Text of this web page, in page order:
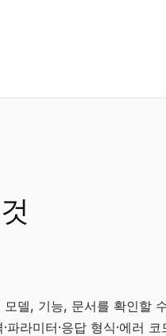
델, 기능, 문서를 확인할
파라미터·응답 형식·에러